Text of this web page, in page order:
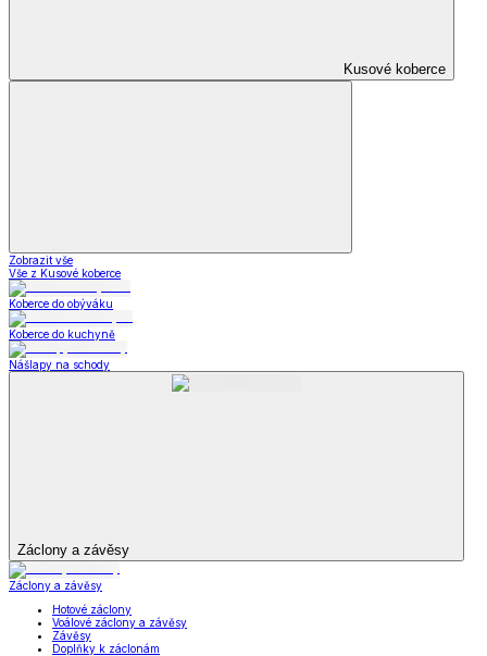
Kusové koberce
Zobrazit vše
Vše z Kusové koberce
Koberce do obýváku
Koberce do kuchyně
Nášlapy na schody
Záclony a závěsy
Záclony a závěsy
Hotové záclony
Voálové záclony a závěsy
Závěsy
Doplňky k záclonám